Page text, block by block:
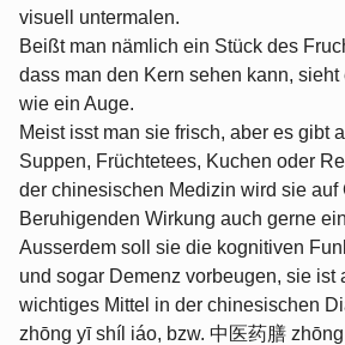
visuell untermalen.
Beißt man nämlich ein Stück des
dass man den Kern sehen kann,
wie ein Auge.
Meist isst man sie frisch, aber es gibt
Suppen, Früchtetees, Kuchen oder
der chinesischen Medizin wird sie auf
Beruhigenden Wirkung auch gerne
Ausserdem soll sie die kognitiven
und sogar Demenz vorbeugen, sie ist
wichtiges Mittel in der chinesischen
zhōng yī shíl iáo, bzw. 中医药膳